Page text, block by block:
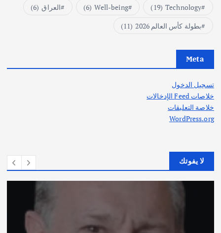
Technology
(19)
Well-being
(6) العراق (6)
بطولة كأس العالم 2026
(11)
Meta
تسجيل الدخول
خلاصات Feed الإدخالات
خلاصة التعليقات
WordPress.org
لا يفوتك